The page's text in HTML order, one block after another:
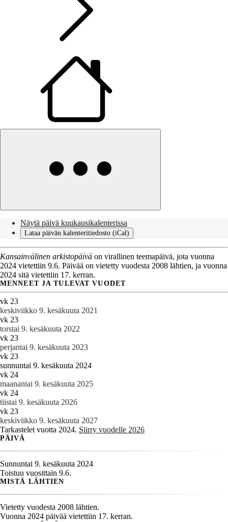
Näytä päivä kuukausikalenterissa
Lataa päivän kalenteritiedosto (iCal)
Kansainvälinen arkistopäivä on virallinen teemapäivä, jota vuonna
2024 vietettiin 9.6. Päivää on vietetty vuodesta 2008 lähtien, ja vuonna
2024 sitä vietettiin 17. kerran.
MENNEET JA TULEVAT VUODET
vk 23
keskiviikko 9. kesäkuuta 2021
vk 23
torstai 9. kesäkuuta 2022
vk 23
perjantai 9. kesäkuuta 2023
vk 23
sunnuntai 9. kesäkuuta 2024
vk 24
maanantai 9. kesäkuuta 2025
vk 24
tiistai 9. kesäkuuta 2026
vk 23
keskiviikko 9. kesäkuuta 2027
Tarkastelet vuotta 2024. Siirry vuodelle 2026
PÄIVÄ
Sunnuntai 9. kesäkuuta 2024
Toistuu vuosittain 9.6.
MISTÄ LÄHTIEN
Vietetty vuodesta 2008 lähtien.
Vuonna 2024 päivää vietettiin 17. kerran.